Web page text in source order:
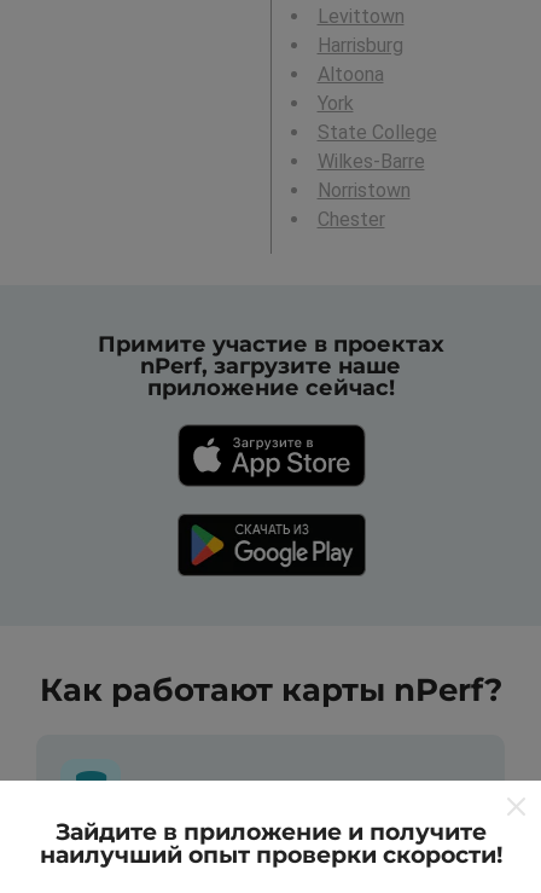
Levittown
Harrisburg
Altoona
York
State College
Wilkes-Barre
Norristown
Chester
Примите участие в проектах
nPerf, загрузите наше
приложение сейчас!
Как работают карты nPerf?
Откуда берутся данные ?
Зайдите в приложение и получите
наилучший опыт проверки скорости!